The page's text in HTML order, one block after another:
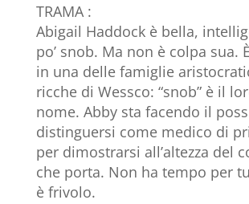
TRAMA :
Abigail Haddock è bella,
po’ snob. Ma non è colpa sua.
in una delle famiglie
ricche di Wessco: “snob” è il
nome. Abby sta facendo il
distinguersi come medico di
per dimostrarsi all’altezza del
che porta. Non ha tempo per
è frivolo.